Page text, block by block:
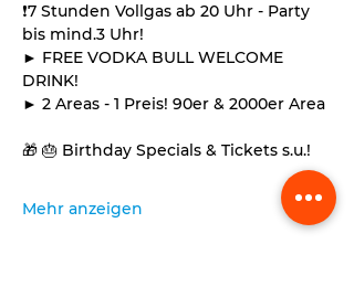
❗️7 Stunden Vollgas ab 20 Uhr - Party
bis mind.3 Uhr!
► FREE VODKA BULL WELCOME
DRINK!
► 2 Areas - 1 Preis! 90er & 2000er Area
🎁 🎂 Birthday Specials & Tickets s.u.!
Mehr anzeigen